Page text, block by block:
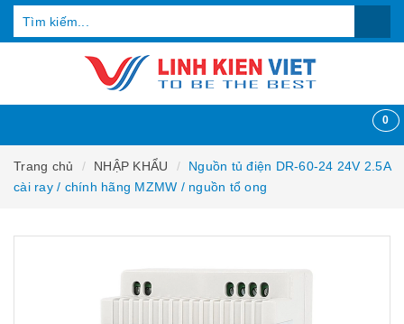
0
Trang chủ NHẬP KHẨU
Nguồn tủ điện DR-60-24 24V 2.5A
cài ray / chính hãng MZMW / nguồn tổ ong